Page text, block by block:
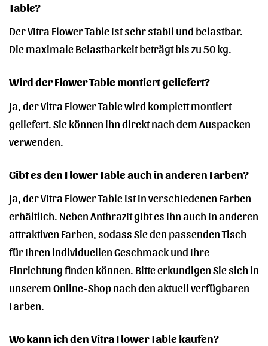
Table?
Der Vitra Flower Table ist sehr stabil und belastbar.
Die maximale Belastbarkeit beträgt bis zu 50 kg.
Wird der Flower Table montiert geliefert?
Ja, der Vitra Flower Table wird komplett montiert
geliefert. Sie können ihn direkt nach dem Auspacken
verwenden.
Gibt es den Flower Table auch in anderen Farben?
Ja, der Vitra Flower Table ist in verschiedenen Farben
erhältlich. Neben Anthrazit gibt es ihn auch in anderen
attraktiven Farben, sodass Sie den passenden Tisch
für Ihren individuellen Geschmack und Ihre
Einrichtung finden können. Bitte erkundigen Sie sich in
unserem Online-Shop nach den aktuell verfügbaren
Farben.
Wo kann ich den Vitra Flower Table kaufen?